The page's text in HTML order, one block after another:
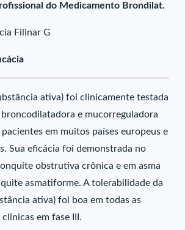
do Medicamento Brondilat.
Filinar G
ativa) foi clinicamente testada
e mucorreguladora
em muitos países europeus e
Sua eficácia foi demonstrada no
obstrutiva crônica e em asma
asmatiforme. A tolerabilidade da
ativa) foi boa em todas as
em fase III.